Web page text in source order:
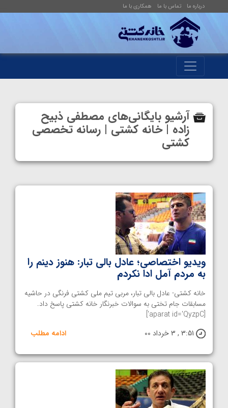
درباره ما تماس با ما همکاری با ما
آرشیو بایگانی‌های مصطفی ذبیح
زاده | خانه کشتی | رسانه تخصصی
کشتی
ویدیو اختصاصی؛ عادل بالی تبار: هنوز دینم را
به مردم آمل ادا نکردم
خانه کشتی- عادل بالی تبار، مربی تیم ملی کشتی فرنگی در حاشیه
مسابقات جام تختی به سوالات خبرنگار خانه کشتی پاسخ داد.
[aparat id='QyzpC']
3:51 , 3 خرداد 00
ادامه مطلب